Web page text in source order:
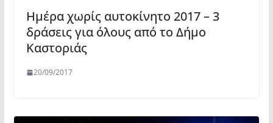
Ημέρα χωρίς αυτοκίνητο 2017 – 3
δράσεις για όλους από το Δήμο
Καστοριάς
20/09/2017